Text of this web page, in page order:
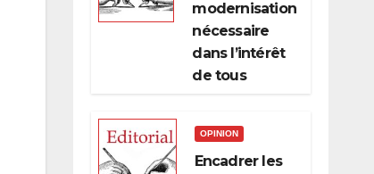
modernisation
nécessaire
dans l’intérêt
de tous
OPINION
Encadrer les